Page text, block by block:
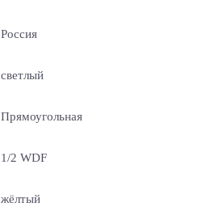
Россия
светлый
Прямоугольная
1/2 WDF
жёлтый